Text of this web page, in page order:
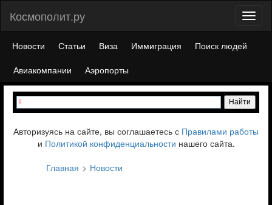
Космополит.ру
Новости Статьи Виза Иммиграция
Поиск людей
Авиакомпании
Аэропорты
Авторизуясь на сайте, вы соглашаетесь с Правилами работы
и Политикой конфиденциальности нашего сайта.
Главная
Новости